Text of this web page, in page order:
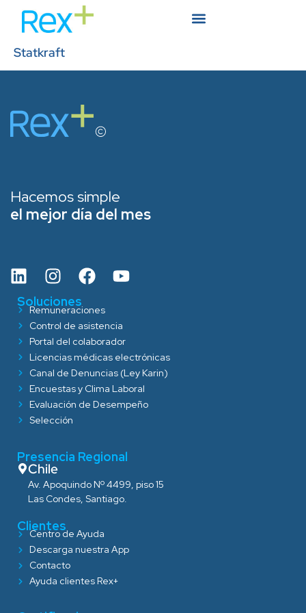
Statkraft
Hacemos simple
el mejor día del mes
Soluciones
Remuneraciones
Control de asistencia
Portal del colaborador
Licencias médicas electrónicas
Canal de Denuncias (Ley Karin)
Encuestas y Clima Laboral
Evaluación de Desempeño
Selección
Presencia Regional
Chile
Av. Apoquindo Nº 4499, piso 15
Las Condes, Santiago.
Clientes
Centro de Ayuda
Descarga nuestra App
Contacto
Ayuda clientes Rex+